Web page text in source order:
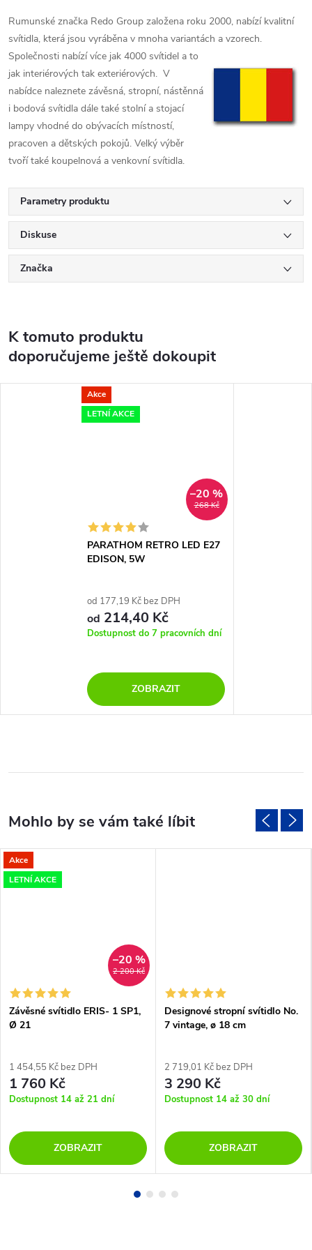
Rumunské značka Redo Group založena roku 2000, nabízí kvalitní
svítidla, která jsou vyráběna v mnoha variantách a vzorech.
Společnosti nabízí více jak 4000 svítidel a to
jak interiérových tak exteriérových. V
nabídce naleznete závěsná, stropní, nástěnná
i bodová svítidla dále také stolní a stojací
lampy vhodné do obývacích místností,
pracoven a dětských pokojů. Velký výběr
tvoří také koupelnová a venkovní svítidla.
Parametry produktu
Diskuse
Značka
K tomuto produktu
doporučujeme ještě dokoupit
Akce
LETNÍ AKCE
268 Kč
–20 %
PARATHOM RETRO LED E27
EDISON, 5W
od 177,19 Kč bez DPH
od 214,40 Kč
Dostupnost do 7 pracovních dní
ZOBRAZIT
Akce
LETNÍ AKCE
2 200 Kč
–20 %
Závěsné svítidlo ERIS- 1 SP1,
Ø 21
1 454,55 Kč bez DPH
1 760 Kč
Dostupnost 14 až 21 dní
ZOBRAZIT
Designové stropní svítidlo No.
7 vintage, ø 18 cm
2 719,01 Kč bez DPH
3 290 Kč
Dostupnost 14 až 30 dní
ZOBRAZIT